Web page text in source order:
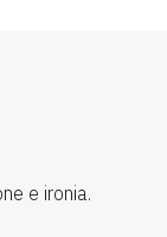
e ironia.